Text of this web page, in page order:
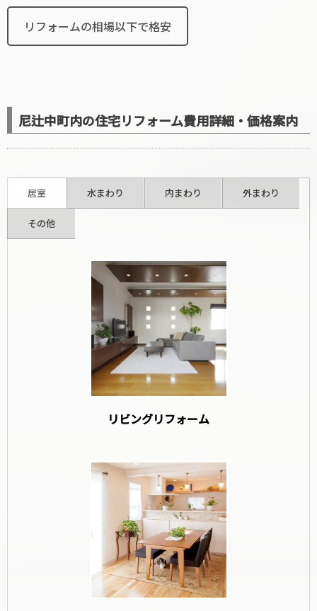
リフォームの相場以下で格安
尼辻中町内の住宅リフォーム費用詳細・価格案内
居室 水まわり 内まわり 外まわり
その他
リビングリフォーム